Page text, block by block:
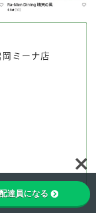
ミーナ店
達員になる